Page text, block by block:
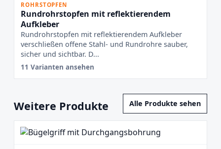
ROHRSTOPFEN
Rundrohrstopfen mit reflektierendem
Aufkleber
Rundrohrstopfen mit reflektierendem Aufkleber
verschließen offene Stahl- und Rundrohre sauber,
sicher und sichtbar. D...
11 Varianten ansehen
Weitere Produkte Alle Produkte sehen